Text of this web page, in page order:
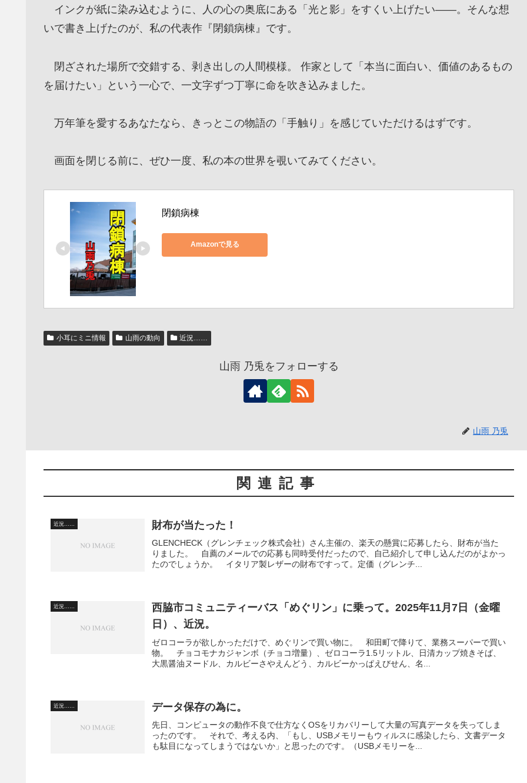
インクが紙に染み込むように、人の心の奥底にある「光と影」をすくい上げたい——。そんな想
いで書き上げたのが、私の代表作『閉鎖病棟』です。
閉ざされた場所で交錯する、剥き出しの人間模様。 作家として「本当に面白い、価値のあるもの
を届けたい」という一心で、一文字ずつ丁寧に命を吹き込みました。
万年筆を愛するあなたなら、きっとこの物語の「手触り」を感じていただけるはずです。
画面を閉じる前に、ぜひ一度、私の本の世界を覗いてみてください。
閉鎖病棟
Amazonで見る
小耳にミニ情報 山雨の動向 近況……
山雨 乃兎をフォローする
山雨 乃兎
関連記事
近況…… 財布が当たった！
GLENCHECK（グレンチェック株式会社）さん主催の、楽天の懸賞に応募したら、財布が当た
りました。 自薦のメールでの応募も同時受付だったので、自己紹介して申し込んだのがよかっ
たのでしょうか。 イタリア製レザーの財布ですって。定価（グレンチ...
近況……
西脇市コミュニティーバス「めぐリン」に乗って。2025年11月7日（金曜
日）、近況。
ゼロコーラが欲しかっただけで、めぐリンで買い物に。 和田町で降りて、業務スーパーで買い
物。 チョコモナカジャンボ（チョコ増量）、ゼロコーラ1.5リットル、日清カップ焼きそば、
大黒醤油ヌードル、カルビーさやえんどう、カルビーかっぱえびせん、名...
近況…… データ保存の為に。
先日、コンピュータの動作不良で仕方なくOSをリカバリーして大量の写真データを失ってしま
ったのです。 それで、考える内、「もし、USBメモリーもウィルスに感染したら、文書データ
も駄目になってしまうではないか」と思ったのです。（USBメモリーを...